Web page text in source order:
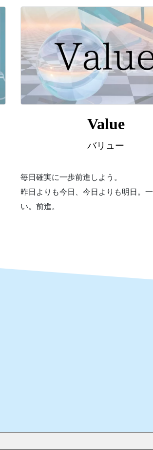
Value
バリュー
毎日確実に一歩前進しよう。
昨日よりも今日、今日よりも明日。
い。前進。